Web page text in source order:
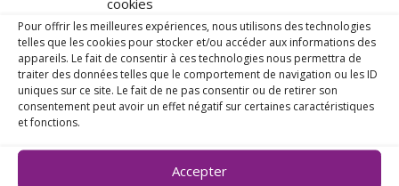
Pour offrir les meilleures expériences, nous utilisons des technologies
telles que les cookies pour stocker et/ou accéder aux informations des
appareils. Le fait de consentir à ces technologies nous permettra de
traiter des données telles que le comportement de navigation ou les ID
uniques sur ce site. Le fait de ne pas consentir ou de retirer son
consentement peut avoir un effet négatif sur certaines caractéristiques
et fonctions.
Accepter
S'inscrire
au lycée